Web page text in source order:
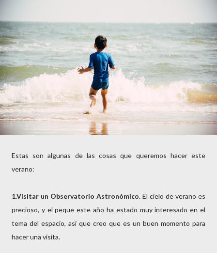
Estas son algunas de las cosas que queremos hacer este
verano:
1.Visitar un Observatorio Astronómico. El cielo de verano es
precioso, y el peque este año ha estado muy interesado en el
tema del espacio, así que creo que es un buen momento para
hacer una visita.